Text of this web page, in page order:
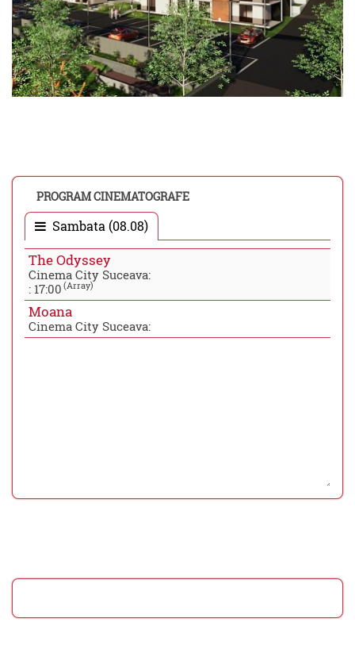
PROGRAM CINEMATOGRAFE
Sambata (08.08)
The Odyssey
Cinema City Suceava:
: 17:00 (Array)
Moana
Cinema City Suceava: